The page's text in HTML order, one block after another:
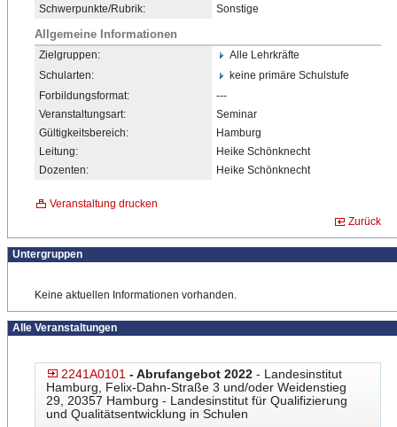
Schwerpunkte/Rubrik:
Sonstige
Allgemeine Informationen
Zielgruppen:
Alle Lehrkräfte
Schularten:
keine primäre Schulstufe
Forbildungsformat:
---
Veranstaltungsart:
Seminar
Gültigkeitsbereich:
Hamburg
Leitung:
Heike Schönknecht
Dozenten:
Heike Schönknecht
Veranstaltung drucken
Zurück
Untergruppen
Keine aktuellen Informationen vorhanden.
Alle Veranstaltungen
2241A0101 - Abrufangebot 2022 - Landesinstitut
Hamburg, Felix-Dahn-Straße 3 und/oder Weidenstieg
29, 20357 Hamburg - Landesinstitut für Qualifizierung
und Qualitätsentwicklung in Schulen